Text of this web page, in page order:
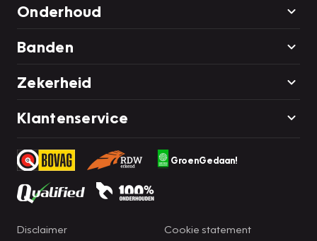
Onderhoud
Banden
Zekerheid
Klantenservice
GroenGedaan!
Disclaimer Cookie statement